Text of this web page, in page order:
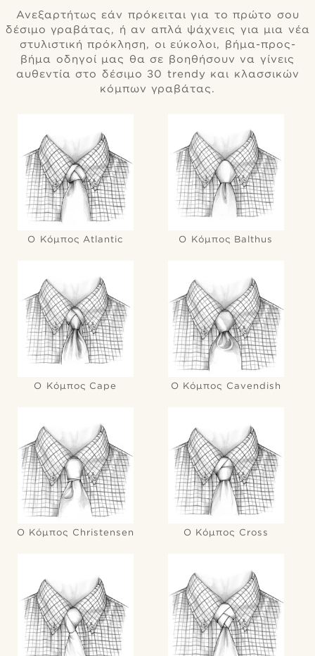
Ανεξαρτήτως εάν πρόκειται για το πρώτο σου
δέσιμο γραβάτας, ή αν απλά ψάχνεις για μια νέα
στυλιστική πρόκληση, οι εύκολοι, βήμα-προς-
βήμα οδηγοί μας θα σε βοηθήσουν να γίνεις
αυθεντία στο δέσιμο 30 trendy και κλασσικών
κόμπων γραβάτας.
Ο Κόμπος Atlantic Ο Κόμπος Balthus
Ο Κόμπος Cape Ο Κόμπος Cavendish
Ο Κόμπος Christensen Ο Κόμπος Cross